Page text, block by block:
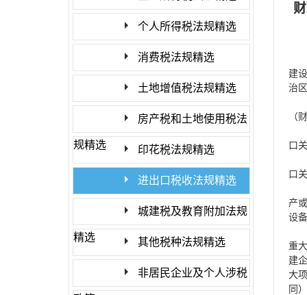
个人所得税法规精选
消费税法规精选
土地增值税法规精选
房产税和土地使用税法
规精选 印花税法规精选
进出口税收法规精选
城建税及教育附加法规
精选 其他税种法规精选
非居民企业及个人涉税
建
治
（
口
口
产
设
重
建
大
同